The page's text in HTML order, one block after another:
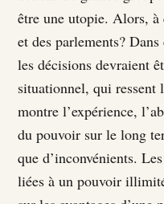
être une utopie. Alors, à
et des parlements?
les décisions devraient
situationnel, qui ressent
montre l’expérience,
du pouvoir sur le long
que d’inconvénients.
liées à un pouvoir